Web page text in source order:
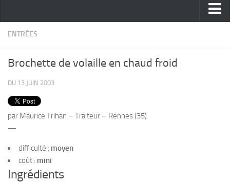
ACTUALITÉ
PRODUITS
RECETTES
Entrées
Plats
Desserts
ENTRÉES
Brochette de volaille en chaud froid
DU 13 JUIN 2003
par Maurice Trihan – Traiteur – Rennes (35)
—
difficulté : moyen
coût : mini
Ingrédients